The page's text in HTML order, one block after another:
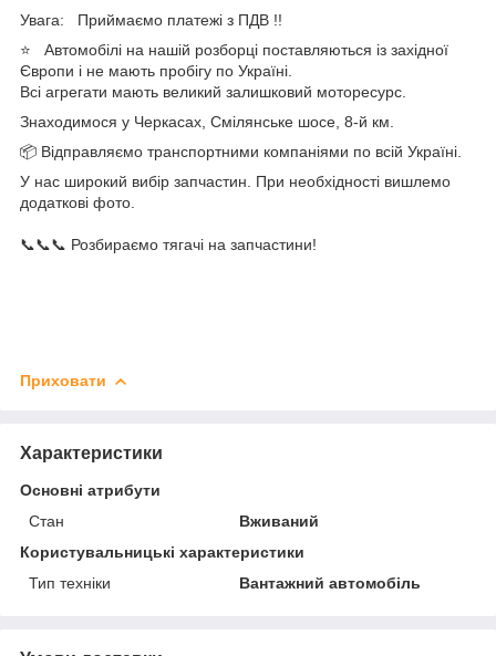
Увага: Приймаємо платежі з ПДВ !!
⭐ Автомобілі на нашій розборці поставляються із західної
Європи і не мають пробігу по Україні.
Всі агрегати мають великий залишковий моторесурс.
Знаходимося у Черкасах, Смілянське шосе, 8-й км.
📦 Відправляємо транспортними компаніями по всій Україні.
У нас широкий вибір запчастин. При необхідності вишлемо
додаткові фото.
📞📞📞 Розбираємо тягачі на запчастини!
Приховати
Характеристики
Основні атрибути
Стан
Вживаний
Користувальницькі характеристики
Тип техніки
Вантажний автомобіль